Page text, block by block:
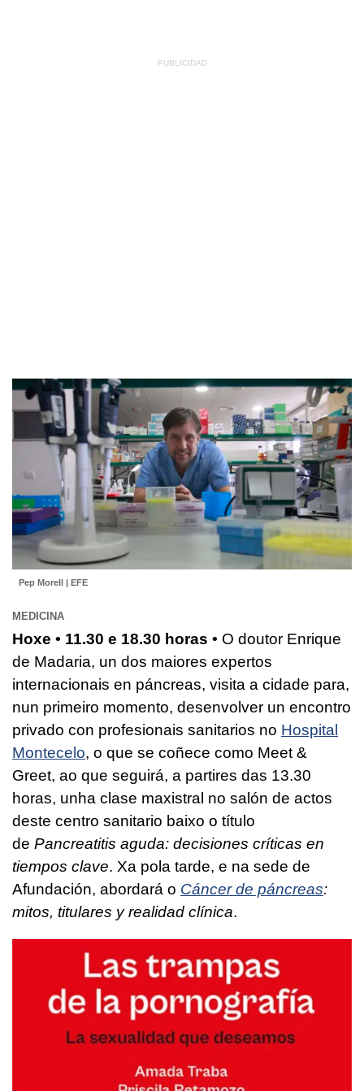
Pep Morell | EFE
MEDICINA
Hoxe • 11.30 e 18.30 horas • O doutor Enrique
de Madaria, un dos maiores expertos
internacionais en páncreas, visita a cidade para,
nun primeiro momento, desenvolver un encontro
privado con profesionais sanitarios no Hospital
Montecelo, o que se coñece como Meet &
Greet, ao que seguirá, a partires das 13.30
horas, unha clase maxistral no salón de actos
deste centro sanitario baixo o título
de Pancreatitis aguda: decisiones críticas en
tiempos clave. Xa pola tarde, e na sede de
Afundación, abordará o Cáncer de páncreas:
mitos, titulares y realidad clínica.